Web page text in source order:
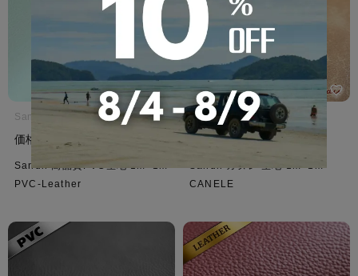
Sandii サンディ
価格 ¥ 税込
Sandii 高品質PVC生地 1m×1m
PVC-Leather
Sandii サンディ
価格 ¥4,400税込
Sandii カヌレ 生地 1m×1m
CANELE